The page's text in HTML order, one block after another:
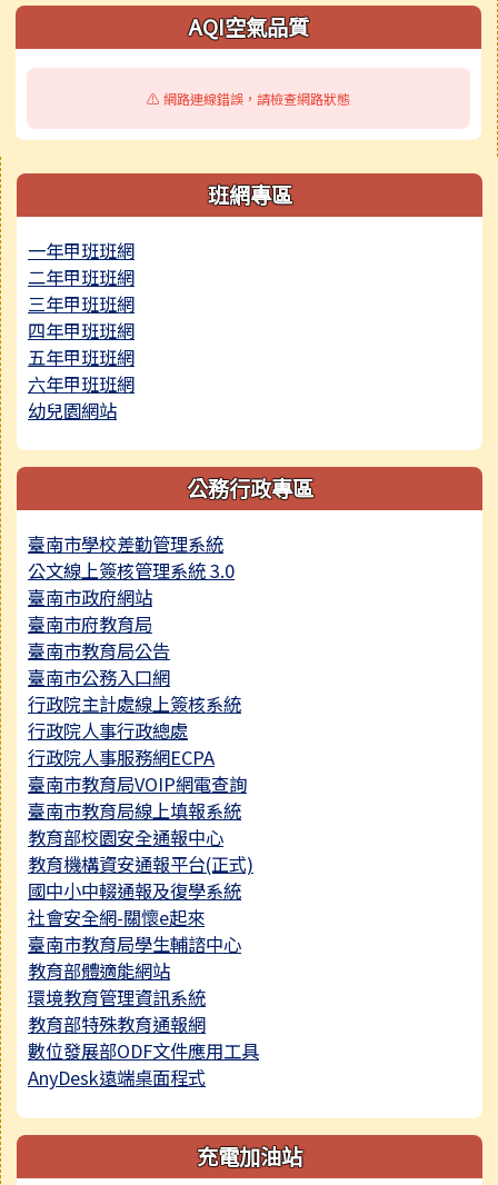
AQI空氣品質
⚠️ 網路連線錯誤，請檢查網路狀態
右邊區域內容 班網專區
一年甲班班網
二年甲班班網
三年甲班班網
四年甲班班網
五年甲班班網
六年甲班班網
幼兒園網站
公務行政專區
臺南市學校差勤管理系統
公文線上簽核管理系統 3.0
臺南市政府網站
臺南市府教育局
臺南市教育局公告
臺南市公務入口網
行政院主計處線上簽核系統
行政院人事行政總處
行政院人事服務網ECPA
臺南市教育局VOIP網電查詢
臺南市教育局線上填報系統
教育部校園安全通報中心
教育機構資安通報平台(正式)
國中小中輟通報及復學系統
社會安全網-關懷e起來
臺南市教育局學生輔諮中心
教育部體適能網站
環境教育管理資訊系統
教育部特殊教育通報網
數位發展部ODF文件應用工具
AnyDesk遠端桌面程式
充電加油站